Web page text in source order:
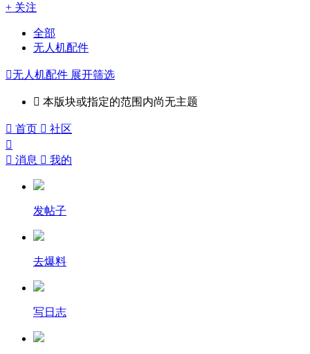
+ 关注
全部
无人机配件
无人机配件 展开筛选
 本版块或指定的范围内尚无主题
 首页  社区

 消息  我的
发帖子
去爆料
写日志